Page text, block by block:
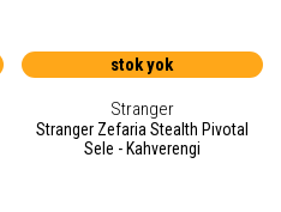
stok yok
Stranger
Stranger Zefaria Stealth Pivotal
Sele - Kahverengi